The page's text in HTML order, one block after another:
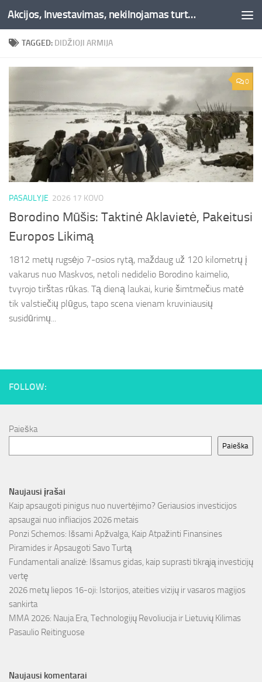
Skip to content Akcijos, Investavimas, nekilnojamas turtas, kriptovaliutos - Besociai.lt
TAGGED: DIDŽIOJI ARMIJA
0
PASAULYJE 2026 17 KOVO
Borodino Mūšis: Taktinė Aklavietė, Pakeitusi
Europos Likimą
1812 metų rugsėjo 7-osios rytą, maždaug už 120 kilometrų į
vakarus nuo Maskvos, netoli nedidelio Borodino kaimelio,
tvyrojo tirštas rūkas. Tą dieną laukai, kurie šimtmečius matė
tik valstiečių plūgus, tapo scena vienam kruviniausių
susidūrimų...
FOLLOW:
Paieška
Paieška
Naujausi įrašai
Kaip apsaugoti pinigus nuo nuvertėjimo? Geriausios investicijos
apsaugai nuo infliacijos 2026 metais
Ponzi Schemos: Išsami Apžvalga, Kaip Atpažinti Finansines
Piramides ir Apsaugoti Savo Turtą
Fundamentali analizė: Išsamus gidas, kaip suprasti tikrąją investicijų
vertę
2026 metų liepos 16-oji: Istorijos, ateities vizijų ir vasaros magijos
sankirta
MMA 2026: Nauja Era, Technologijų Revoliucija ir Lietuvių Kilimas
Pasaulio Reitinguose
Naujausi komentarai